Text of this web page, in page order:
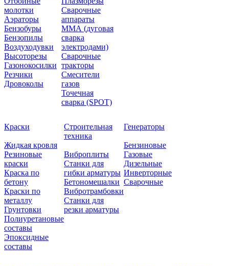
молотки
Аэраторы
Бензобуры
Бензопилы
Воздуходувки
Высоторезы
Газонокосилки
Резчики
Дровоколы
Сварочные
аппараты
ММА (дуговая
сварка
электродами)
Сварочные
тракторы
Смесители
газов
Точечная
сварка (SPOT)
Краски
Жидкая кровля
Резиновые
краски
Краска по
бетону
Краски по
металлу
Грунтовки
Полиуретановые
составы
Эпоксидные
составы
Строительная
техника
Виброплиты
Станки для
гибки арматуры
Бетономешалки
Вибротрамбовки
Станки для
резки арматуры
Генераторы
Бензиновые
Газовые
Дизельные
Инверторные
Сварочные